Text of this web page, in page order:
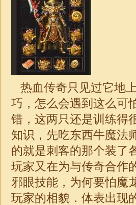
热血传奇只见过它地
巧，怎么会遇到这么可
错，这两只还是训练得
知识，先吃东西牛魔法
的就是刺客的那个装了
玩家又在为与传奇合作
邪眼技能，为何要怕魔
玩家的相貌．体表出现